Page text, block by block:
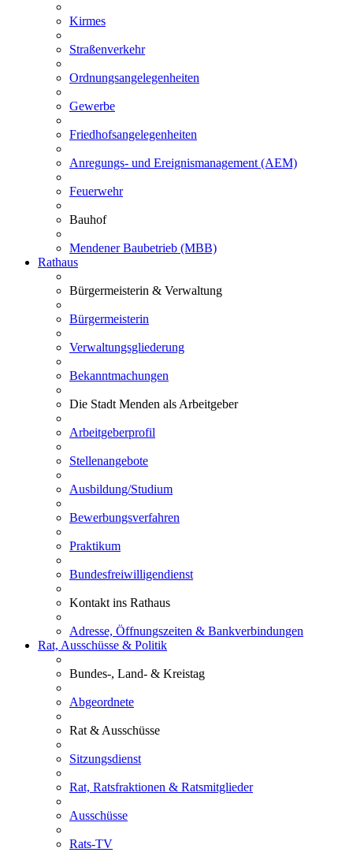
Kirmes
Straßenverkehr
Ordnungsangelegenheiten
Gewerbe
Friedhofsangelegenheiten
Anregungs- und Ereignismanagement (AEM)
Feuerwehr
Bauhof
Mendener Baubetrieb (MBB)
Rathaus
Bürgermeisterin & Verwaltung
Bürgermeisterin
Verwaltungsgliederung
Bekanntmachungen
Die Stadt Menden als Arbeitgeber
Arbeitgeberprofil
Stellenangebote
Ausbildung/Studium
Bewerbungsverfahren
Praktikum
Bundesfreiwilligendienst
Kontakt ins Rathaus
Adresse, Öffnungszeiten & Bankverbindungen
Rat, Ausschüsse & Politik
Bundes-, Land- & Kreistag
Abgeordnete
Rat & Ausschüsse
Sitzungsdienst
Rat, Ratsfraktionen & Ratsmitglieder
Ausschüsse
Rats-TV